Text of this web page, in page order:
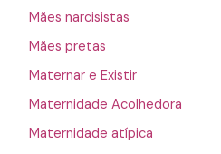
Mães narcisistas
Mães pretas
Maternar e Existir
Maternidade Acolhedora
Maternidade atípica